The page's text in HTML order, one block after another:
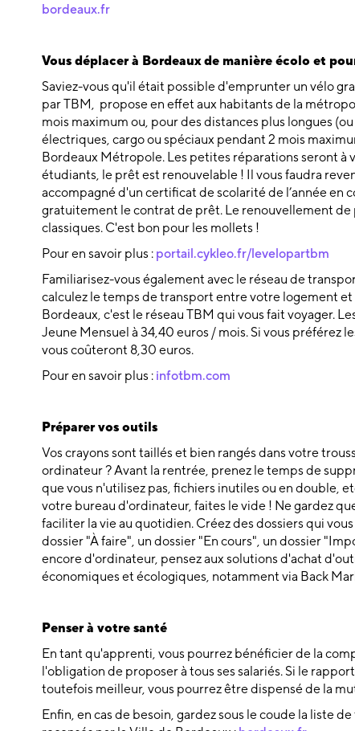
bordeaux.fr
Vous déplacer à Bordeaux de manière écolo et
Saviez-vous qu'il était possible d'emprunter un vélo
par TBM, propose en effet aux habitants de la
mois maximum ou, pour des distances plus longues
électriques, cargo ou spéciaux pendant 2 mois
Bordeaux Métropole. Les petites réparations seront à
étudiants, le prêt est renouvelable ! Il vous faudra
accompagné d'un certificat de scolarité de l’année
gratuitement le contrat de prêt. Le renouvellement
classiques. C'est bon pour les mollets !
Pour en savoir plus : portail.cykleo.fr/levelopartbm
Familiarisez-vous également avec le réseau de
calculez le temps de transport entre votre logement
Bordeaux, c'est le réseau TBM qui vous fait voyager.
Jeune Mensuel à 34,40 euros / mois. Si vous préférez
vous coûteront 8,30 euros.
Pour en savoir plus : infotbm.com
Préparer vos outils
Vos crayons sont taillés et bien rangés dans votre
ordinateur ? Avant la rentrée, prenez le temps de
que vous n'utilisez pas, fichiers inutiles ou en double,
votre bureau d'ordinateur, faites le vide ! Ne gardez
faciliter la vie au quotidien. Créez des dossiers qui
dossier "À faire", un dossier "En cours", un dossier
encore d'ordinateur, pensez aux solutions d'achat
économiques et écologiques, notamment via Back
Penser à votre santé
En tant qu'apprenti, vous pourrez bénéficier de la
l'obligation de proposer à tous ses salariés. Si le
toutefois meilleur, vous pourrez être dispensé de la
Enfin, en cas de besoin, gardez sous le coude la liste